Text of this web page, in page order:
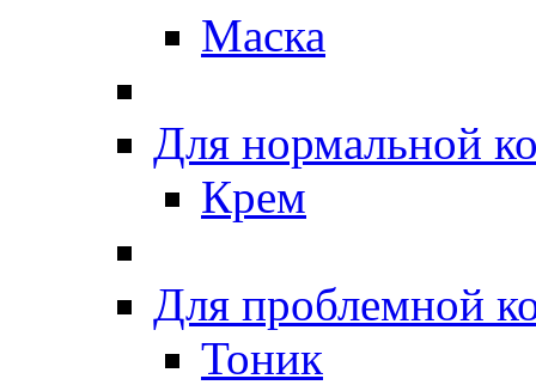
Маска
Для нормальной
Крем
Для проблемной
Тоник